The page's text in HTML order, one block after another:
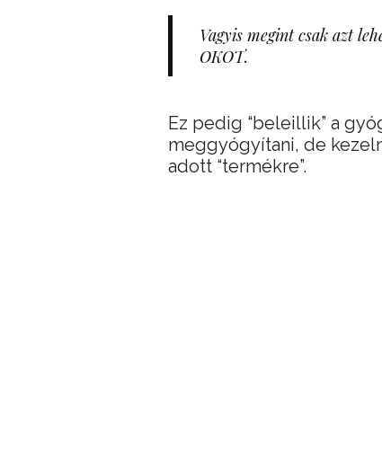
Vagyis megint csak azt
OKOT.
Ez pedig “beleillik” a
meggyógyítani, de
adott “termékre”.